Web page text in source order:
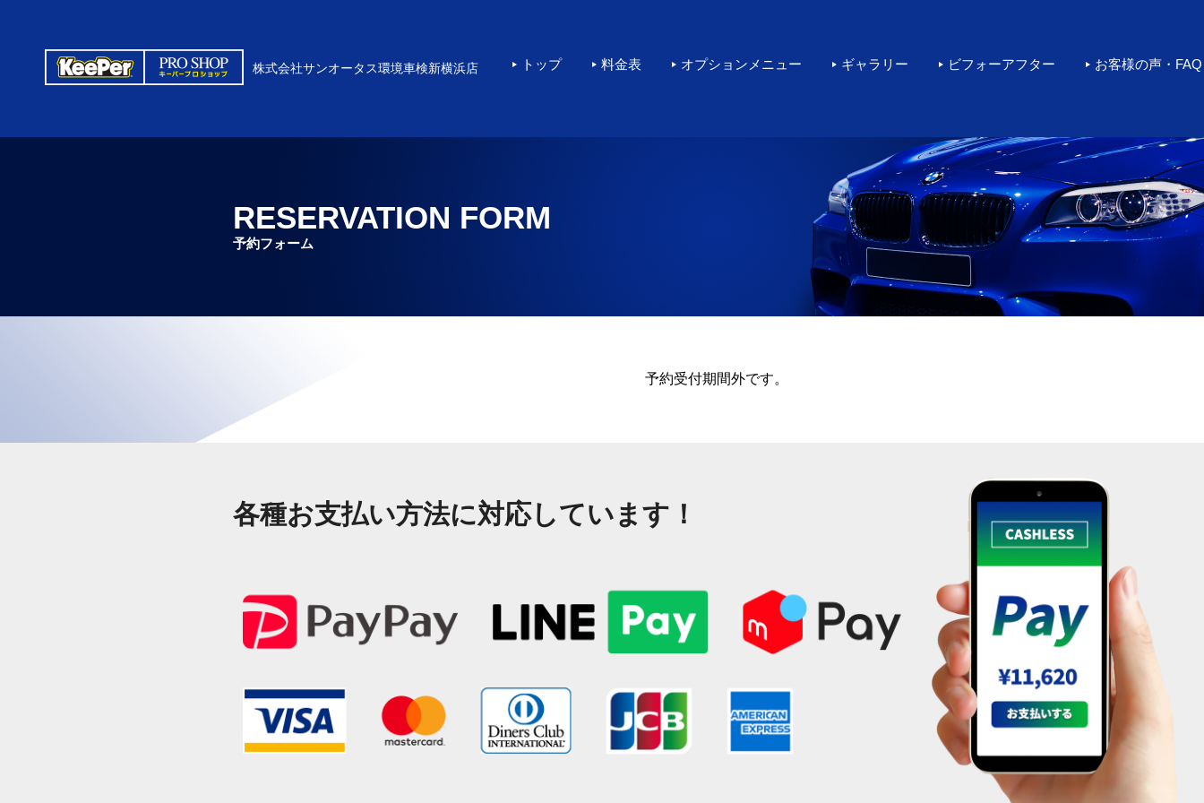
トップ 料金表 オプションメニュー ギャラリー ビフォーアフター お客様の声・FAQ
株式会社サンオータス環境車検新横浜店 横浜で高品質なKeePerカーコーティングをするなら環
RESERVATION FORM
予約フォーム
予約受付期間外です。
各種お支払い方法に対応しています！